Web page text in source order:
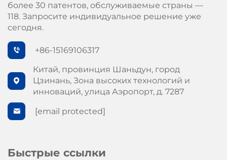
более 30 патентов, обслуживаемые страны —
118. Запросите индивидуальное решение уже
сегодня.
+86-15169106317
Китай, провинция Шаньдун, город
Цзинань, Зона высоких технологий и
инноваций, улица Аэропорт, д. 7287
[email protected]
Быстрые ссылки